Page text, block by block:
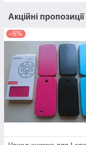
Акційні
–5%